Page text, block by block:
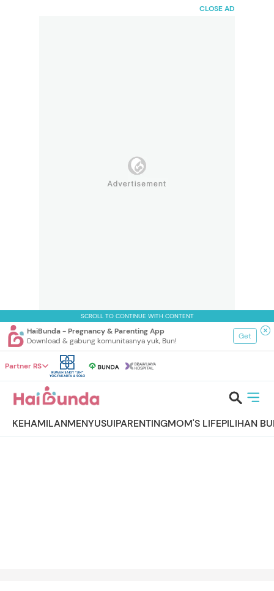
CLOSE AD
SCROLL TO CONTINUE WITH CONTENT
HaiBunda - Pregnancy & Parenting App
Download & gabung komunitasnya yuk, Bun!
Get
Partner RS
KEHAMILANMENYUSUIPARENTINGMOM'S LIFEPILIHAN